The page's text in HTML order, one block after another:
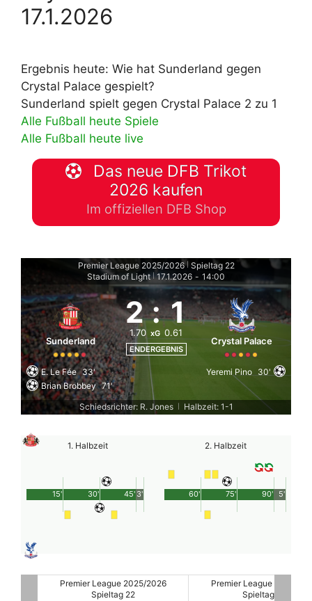
17.1.2026
Ergebnis heute: Wie hat Sunderland gegen
Crystal Palace gespielt?
Sunderland spielt gegen Crystal Palace 2 zu 1
Alle Fußball heute Spiele
Alle Fußball heute live
Das neue DFB Trikot
2026 kaufen
Im offiziellen DFB Shop
Premier League 2025/2026
Spieltag 22
Stadium of Light 17.1.2026 - 14:00
Sunderland
2 : 1
1.70 xG 0.61
ENDERGEBNIS
Crystal Palace
E. Le Fée 33'
Brian Brobbey 71'
Yeremi Pino 30'
Schiedsrichter: R. Jones Halbzeit: 1-1
1. Halbzeit
45'
15' 30' 3'
2. Halbzeit
90'
60' 75' 5'
Premier League 2025/2026
Spieltag 22
Premier League 2025/
Spieltag 22